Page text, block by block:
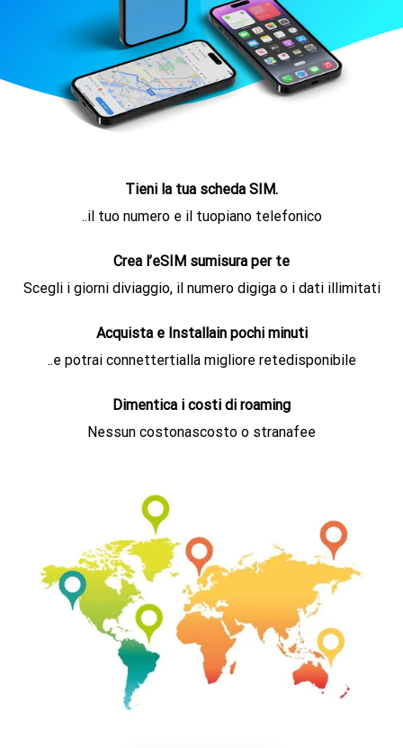
Tieni la tua scheda SIM.
..il tuo numero e il tuopiano telefonico
Crea l’eSIM sumisura per te
Scegli i giorni diviaggio, il numero digiga o i dati illimitati
Acquista e Installain pochi minuti
..e potrai connettertialla migliore retedisponibile
Dimentica i costi di roaming
Nessun costonascosto o stranafee